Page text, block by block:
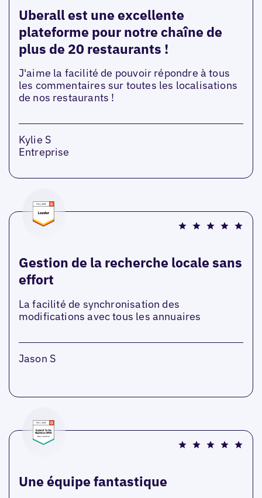
Uberall est une excellente
plateforme pour notre chaîne de
plus de 20 restaurants !
J'aime la facilité de pouvoir répondre à tous
les commentaires sur toutes les localisations
de nos restaurants !
Kylie S
Entreprise
Gestion de la recherche locale sans
effort
La facilité de synchronisation des
modifications avec tous les annuaires
Jason S
Une équipe fantastique